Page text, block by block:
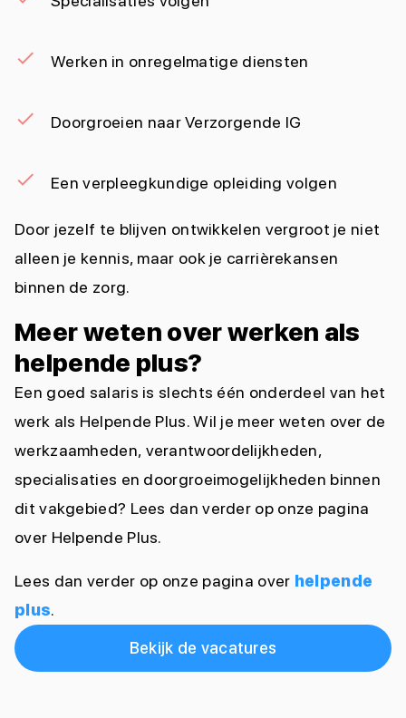
Werken in onregelmatige diensten
Doorgroeien naar Verzorgende IG
Een verpleegkundige opleiding volgen
Door jezelf te blijven ontwikkelen vergroot je niet
alleen je kennis, maar ook je carrièrekansen
binnen de zorg.
Meer weten over werken als
helpende plus?
Een goed salaris is slechts één onderdeel van het
werk als Helpende Plus. Wil je meer weten over de
werkzaamheden, verantwoordelijkheden,
specialisaties en doorgroeimogelijkheden binnen
dit vakgebied? Lees dan verder op onze pagina
over Helpende Plus.
Lees dan verder op onze pagina over helpende
plus.
Bekijk de vacatures